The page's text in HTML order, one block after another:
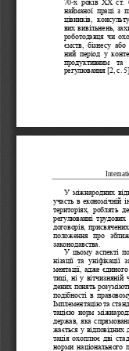
найманої  праці  з
цівників,
вих вивільнень,
роботодавця  чи
ємств,  бізнесу
ний  період  у
продуктивним  та
регулювання [2, с. 5].
У  міжнародних
участь в економічній
територіях,  роблять
регулюванні  трудових
договорів,
положення  про
законодавства.
У  цьому  аспекті
нізації  та  уніфікації
ментації, адже
тиці , ні у
дених понять
подібності  в
Імплементацію та
тацією  норм
держав, яка
жається у відповідних
тація охоплює  дві
норми  національного